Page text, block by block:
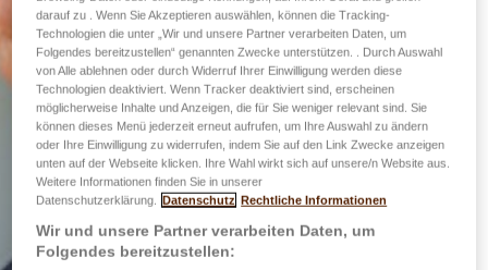
darauf zu . Wenn Sie Akzeptieren auswählen, können die Tracking-
Technologien die unter „Wir und unsere Partner verarbeiten Daten, um
Folgendes bereitzustellen“ genannten Zwecke unterstützen. . Durch Auswahl
von Alle ablehnen oder durch Widerruf Ihrer Einwilligung werden diese
Technologien deaktiviert. Wenn Tracker deaktiviert sind, erscheinen
möglicherweise Inhalte und Anzeigen, die für Sie weniger relevant sind. Sie
können dieses Menü jederzeit erneut aufrufen, um Ihre Auswahl zu ändern
oder Ihre Einwilligung zu widerrufen, indem Sie auf den Link Zwecke anzeigen
unten auf der Webseite klicken. Ihre Wahl wirkt sich auf unsere/n Website aus.
Weitere Informationen finden Sie in unserer
Datenschutzerklärung. Datenschutz Rechtliche Informationen
Wir und unsere Partner verarbeiten Daten, um
Folgendes bereitzustellen: